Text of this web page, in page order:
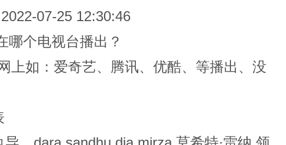
07-25 12:30:46
哪个电视台播出？
上如：爱奇艺、腾讯、优酷、等播出、没